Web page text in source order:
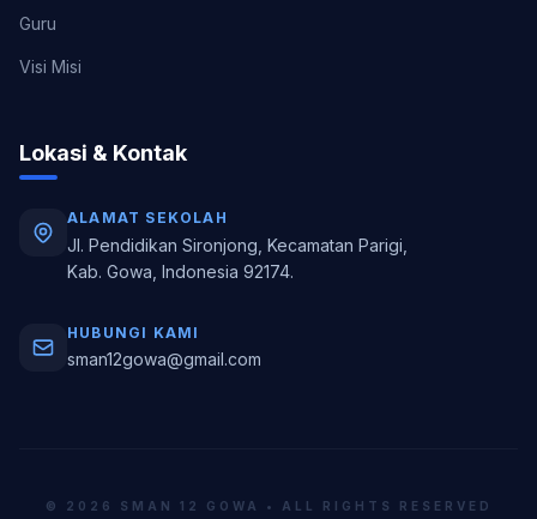
Guru
Visi Misi
Lokasi & Kontak
ALAMAT SEKOLAH
Jl. Pendidikan Sironjong, Kecamatan Parigi,
Kab. Gowa, Indonesia 92174.
HUBUNGI KAMI
sman12gowa@gmail.com
© 2026 SMAN 12 GOWA • ALL RIGHTS RESERVED